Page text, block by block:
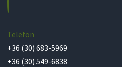
Telefon
+36 (30) 683-5969
+36 (30) 549-6838